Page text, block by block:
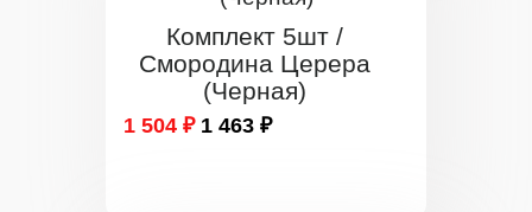
Комплект 5шт /
Смородина Церера
(Черная)
1 504 ₽ 1 463 ₽